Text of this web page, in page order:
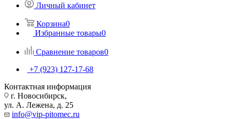
Личный кабинет
Корзина0
Избранные товары0
Сравнение товаров0
+7 (923) 127-17-68
Контактная информация
г. Новосибирск,
ул. А. Лежена, д. 25
info@vip-pitomec.ru